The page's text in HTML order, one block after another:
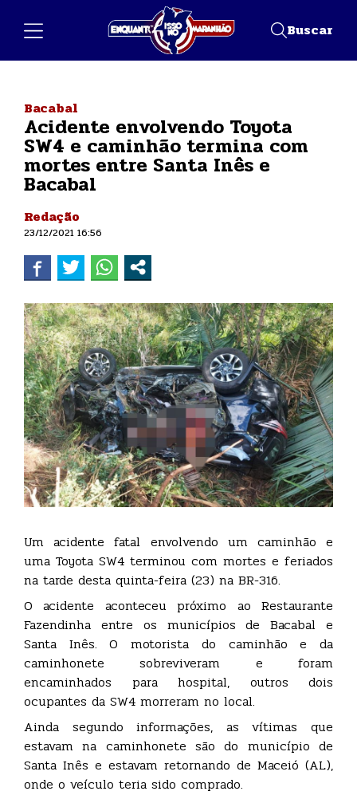
Buscar
Bacabal
Acidente envolvendo Toyota
SW4 e caminhão termina com
mortes entre Santa Inês e
Bacabal
Redação
23/12/2021 16:56
Um acidente fatal envolvendo um caminhão e
uma Toyota SW4 terminou com mortes e feriados
na tarde desta quinta-feira (23) na BR-316.
O acidente aconteceu próximo ao Restaurante
Fazendinha entre os municípios de Bacabal e
Santa Inês. O motorista do caminhão e da
caminhonete sobreviveram e foram
encaminhados para hospital, outros dois
ocupantes da SW4 morreram no local.
Ainda segundo informações, as vítimas que
estavam na caminhonete são do município de
Santa Inês e estavam retornando de Maceió (AL),
onde o veículo teria sido comprado.